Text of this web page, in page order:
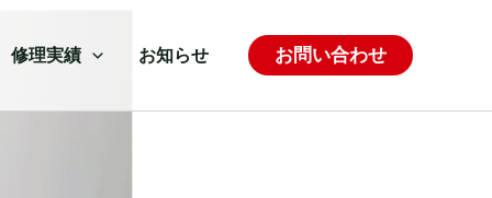
修理実績 お知らせ お問い合わせ